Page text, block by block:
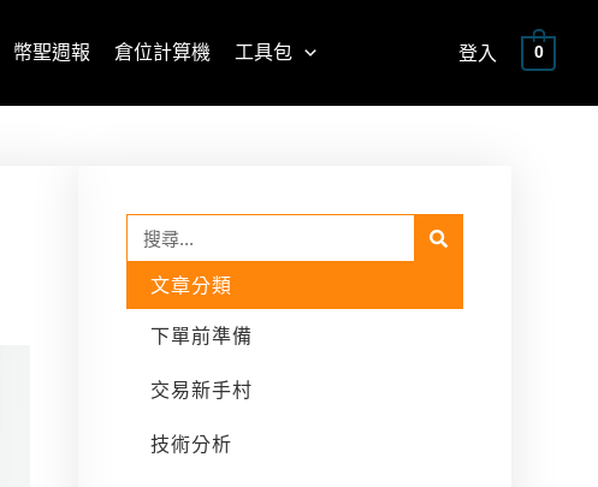
幣聖週報 倉位計算機 工具包 登入 0
Search
文章分類
下單前準備
交易新手村
技術分析